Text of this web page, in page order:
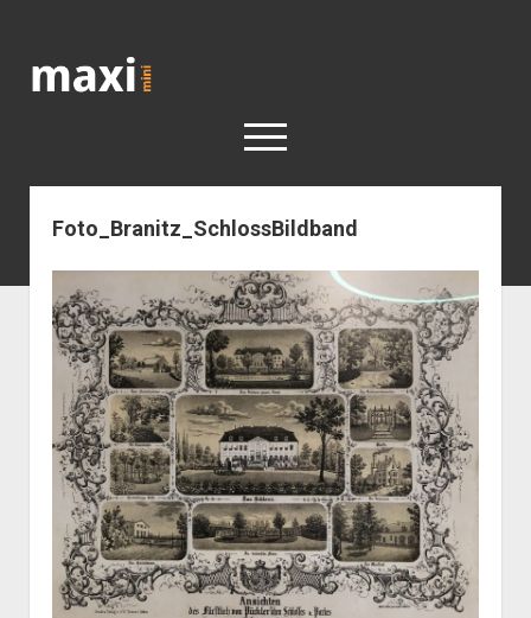
open
< work
Berlin
Reisen
Kunst
Geschichte
open
dropdown
menu
Geschichte der Stadt Berlin
Impressum
Foto_Branitz_SchlossBildband